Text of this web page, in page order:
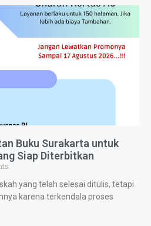
Buku Surakarta untuk
Siap Diterbitkan
yang telah selesai ditulis, tetapi
karena terkendala proses